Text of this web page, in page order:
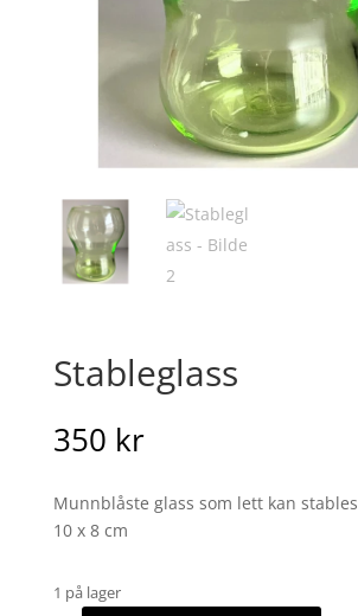
Stableglass
350 kr
Munnblåste glass som lett kan stables
10 x 8 cm
1 på lager